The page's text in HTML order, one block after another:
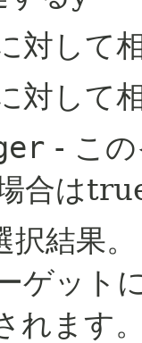
対して
対して
- こ
合は
択結果。
ゲット
れます